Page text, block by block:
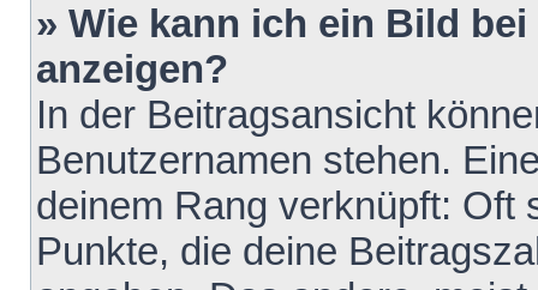
» Wie kann ich ein Bild
anzeigen?
In der Beitragsansicht
Benutzernamen stehen.
deinem Rang verknüpft: Oft
Punkte, die deine